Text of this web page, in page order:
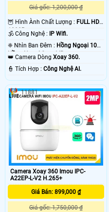
Giá gốc: 1,200,000 ₫
🦉 Hình Ành Chất Lượng : FULL HD
1080P .
🕉️ Công Nghệ :
IP Wifi.
❈ Nhìn Ban Đêm : Hồng Ngoại 10m
Hồng Ngoại Smart IR.
👑 Camera Dòng Xoay 360.
️👮 Tích Hợp : Công Nghệ AI.
Camera Xoay 360 Imou IPC-
A22EP-L-V2 H.265+
Giá Bán: 899,000 ₫
Giá gốc: 1,750,000 ₫
11881